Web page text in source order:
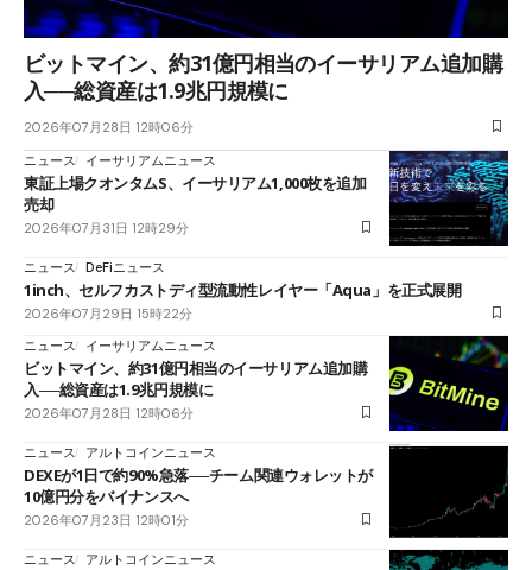
ビットマイン、約31億円相当のイーサリアム追加購
入──総資産は1.9兆円規模に
2026年07月28日 12時06分
ニュース
イーサリアムニュース
東証上場クオンタムS、イーサリアム1,000枚を追加
売却
2026年07月31日 12時29分
ニュース DeFiニュース
1inch、セルフカストディ型流動性レイヤー「Aqua」を正式展開
2026年07月29日 15時22分
ニュース
イーサリアムニュース
ビットマイン、約31億円相当のイーサリアム追加購
入──総資産は1.9兆円規模に
2026年07月28日 12時06分
ニュース アルトコインニュース
DEXEが1日で約90%急落──チーム関連ウォレットが
10億円分をバイナンスへ
2026年07月23日 12時01分
ニュース アルトコインニュース